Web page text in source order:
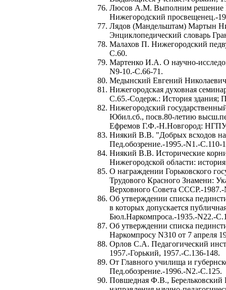
Люсов А.М. Выполним решение
Нижегородский просвещенец.-
Лядов (Мандельштам) Мартын
Энциклопедический словарь
Малахов П. Нижегородский
C.60.
Мартенко И.А. О научно-
N9-10.-С.66-71.
Медынский Евгений Николаевич
Нижегородская духовная
С.65.-Содерж.: История здания;
Нижегородский
Юбил.сб., посв.80-летию
Ефремов Г.Ф.-Н.Новгород: НГПУ,
Ниякий В.В. "Добрых всходов на
Пед.обозрение.-1995.-N1.-С.110-
Ниякий В.В. Исторические корни
Нижегородской области:
О награждении Горьковского
Трудового Красного Знамени:
Верховного Совета СССР.-
Об утверждении списка
в которых допускается
Бюл.Наркомпроса.-1935.-N22.-
Об утверждении списка
Наркомпросу N310 от 7 апреля
Орлов С.А. Педагогический
1957.-Горький, 1957.-С.136-148.
От Главного училища и
Пед.обозрение.-1996.-N2.-С.125.
Повшедная Ф.В., Берельковский